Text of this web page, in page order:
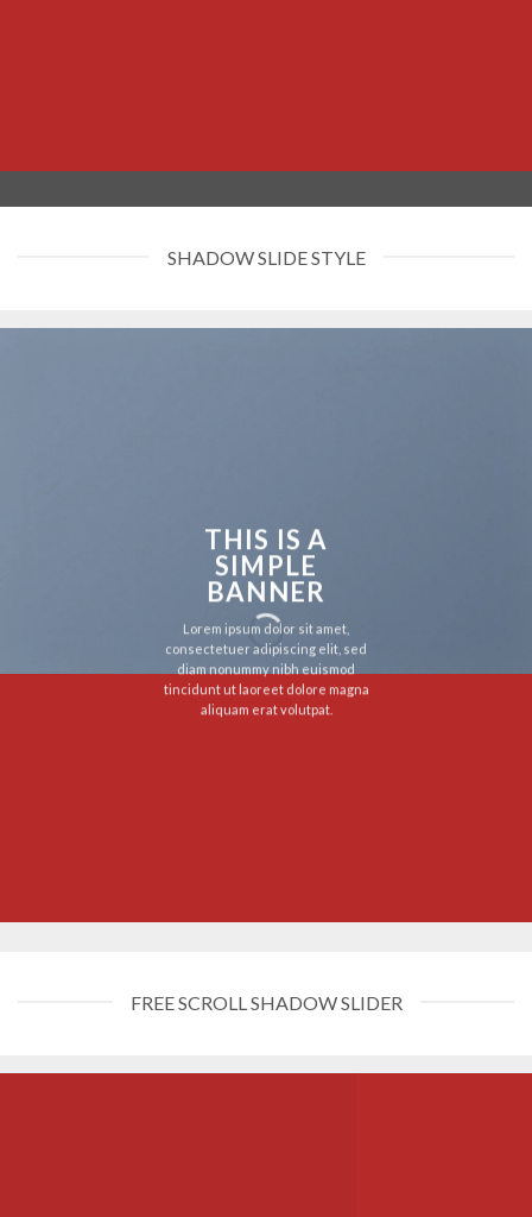
SHADOW SLIDE STYLE
THIS IS A
SIMPLE
BANNER
Lorem ipsum dolor sit amet,
consectetuer adipiscing elit, sed
diam nonummy nibh euismod
tincidunt ut laoreet dolore magna
aliquam erat volutpat.
FREE SCROLL SHADOW SLIDER